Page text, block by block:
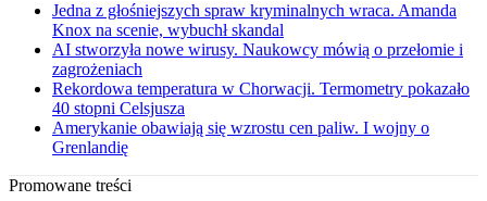
Jedna z głośniejszych spraw kryminalnych wraca. Amanda
Knox na scenie, wybuchł skandal
AI stworzyła nowe wirusy. Naukowcy mówią o przełomie i
zagrożeniach
Rekordowa temperatura w Chorwacji. Termometry pokazało
40 stopni Celsjusza
Amerykanie obawiają się wzrostu cen paliw. I wojny o
Grenlandię
Promowane treści